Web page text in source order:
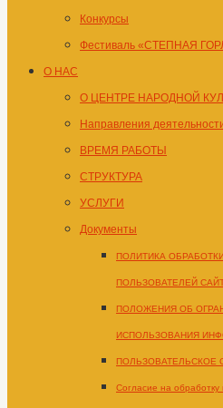
Конкурсы
Фестиваль «СТЕПНАЯ
О НАС
О ЦЕНТРЕ НАРОДНОЙ
Направления
ВРЕМЯ РАБОТЫ
СТРУКТУРА
УСЛУГИ
Документы
ПОЛИТИКА
ПОЛЬЗОВАТЕЛЕЙ
ПОЛОЖЕНИЯ ОБ
ИСПОЛЬЗОВАНИЯ
ПОЛЬЗОВАТЕЛЬСКОЕ
Согласие на